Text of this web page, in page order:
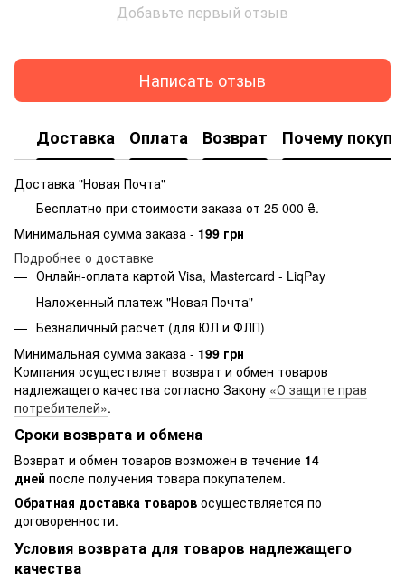
Добавьте первый отзыв
Написать отзыв
Доставка Оплата Возврат Почему
Доставка "Новая Почта"
Бесплатно при стоимости заказа от 25 000 ₴.
Минимальная сумма заказа - 199 грн
Подробнее о доставке
Онлайн-оплата картой Visa, Mastercard - LiqPay
Наложенный платеж "Новая Почта"
Безналичный расчет (для ЮЛ и ФЛП)
Минимальная сумма заказа - 199 грн
Компания осуществляет возврат и обмен товаров
надлежащего качества согласно Закону «О защите прав
потребителей».
Сроки возврата и обмена
Возврат и обмен товаров возможен в течение 14
дней после получения товара покупателем.
Обратная доставка товаров осуществляется по
договоренности.
Условия возврата для товаров надлежащего
качества